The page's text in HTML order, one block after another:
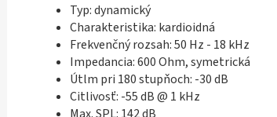
Typ: dynamický
Charakteristika: kardioidná
Frekvenčný rozsah: 50 Hz - 18 kHz
Impedancia: 600 Ohm, symetrická
Útlm pri 180 stupňoch: -30 dB
Citlivosť: -55 dB @ 1 kHz
Max. SPL: 142 dB